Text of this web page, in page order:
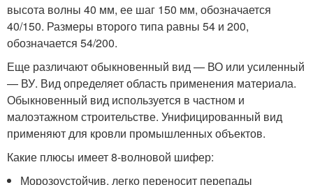
высота волны 40 мм, ее шаг 150 мм, обозначается
40/150. Размеры второго типа равны 54 и 200,
обозначается 54/200.
Еще различают обыкновенный вид — ВО или усиленный
— ВУ. Вид определяет область применения материала.
Обыкновенный вид используется в частном и
малоэтажном строительстве. Унифицированный вид
применяют для кровли промышленных объектов.
Какие плюсы имеет 8-волновой шифер:
Морозоустойчив, легко переносит перепады